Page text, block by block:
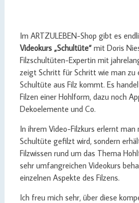
Im ARTZULEBEN-Shop gibt es
Videokurs „Schultüte“mit Doris
Filzschultüten-Expertin mit
zeigt Schritt für Schritt wie man zu
Schultüte aus Filz kommt. Es
Filzen einer Hohlform, dazu noch
Dekoelemente und Co.
In ihrem Video-Filzkurs erlernt man
Schultüte gefilzt wird, sondern
Filzwissen rund um das Thema
sehr umfangreichen Videokurs
einzelnen Aspekte des Filzens.
Ich freu mich sehr, über diese